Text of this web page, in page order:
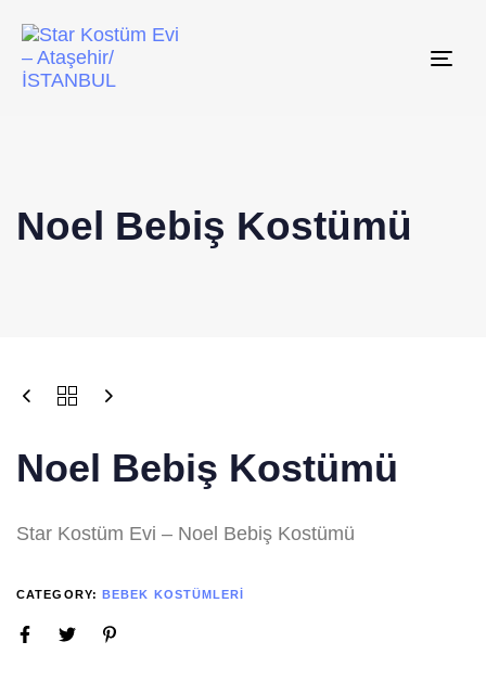
Noel Bebiş Kostümü
Noel Bebiş Kostümü
Star Kostüm Evi – Noel Bebiş Kostümü
CATEGORY: BEBEK KOSTÜMLERI